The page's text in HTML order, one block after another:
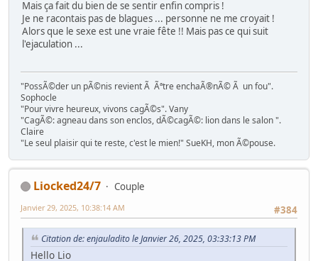
Mais ça fait du bien de se sentir enfin compris !
Je ne racontais pas de blagues ... personne ne me croyait !
Alors que le sexe est une vraie fête !! Mais pas ce qui suit
l'ejaculation ...
"PossÃ©der un pÃ©nis revient Ã Ãªtre enchaÃ®nÃ© Ã un fou".
Sophocle
"Pour vivre heureux, vivons cagÃ©s". Vany
"CagÃ©: agneau dans son enclos, dÃ©cagÃ©: lion dans le salon ".
Claire
"Le seul plaisir qui te reste, c'est le mien!" SueKH, mon Ã©pouse.
Liocked24/7
Couple
#384
Janvier 29, 2025, 10:38:14 AM
Citation de: enjauladito le Janvier 26, 2025, 03:33:13 PM
Hello Lio